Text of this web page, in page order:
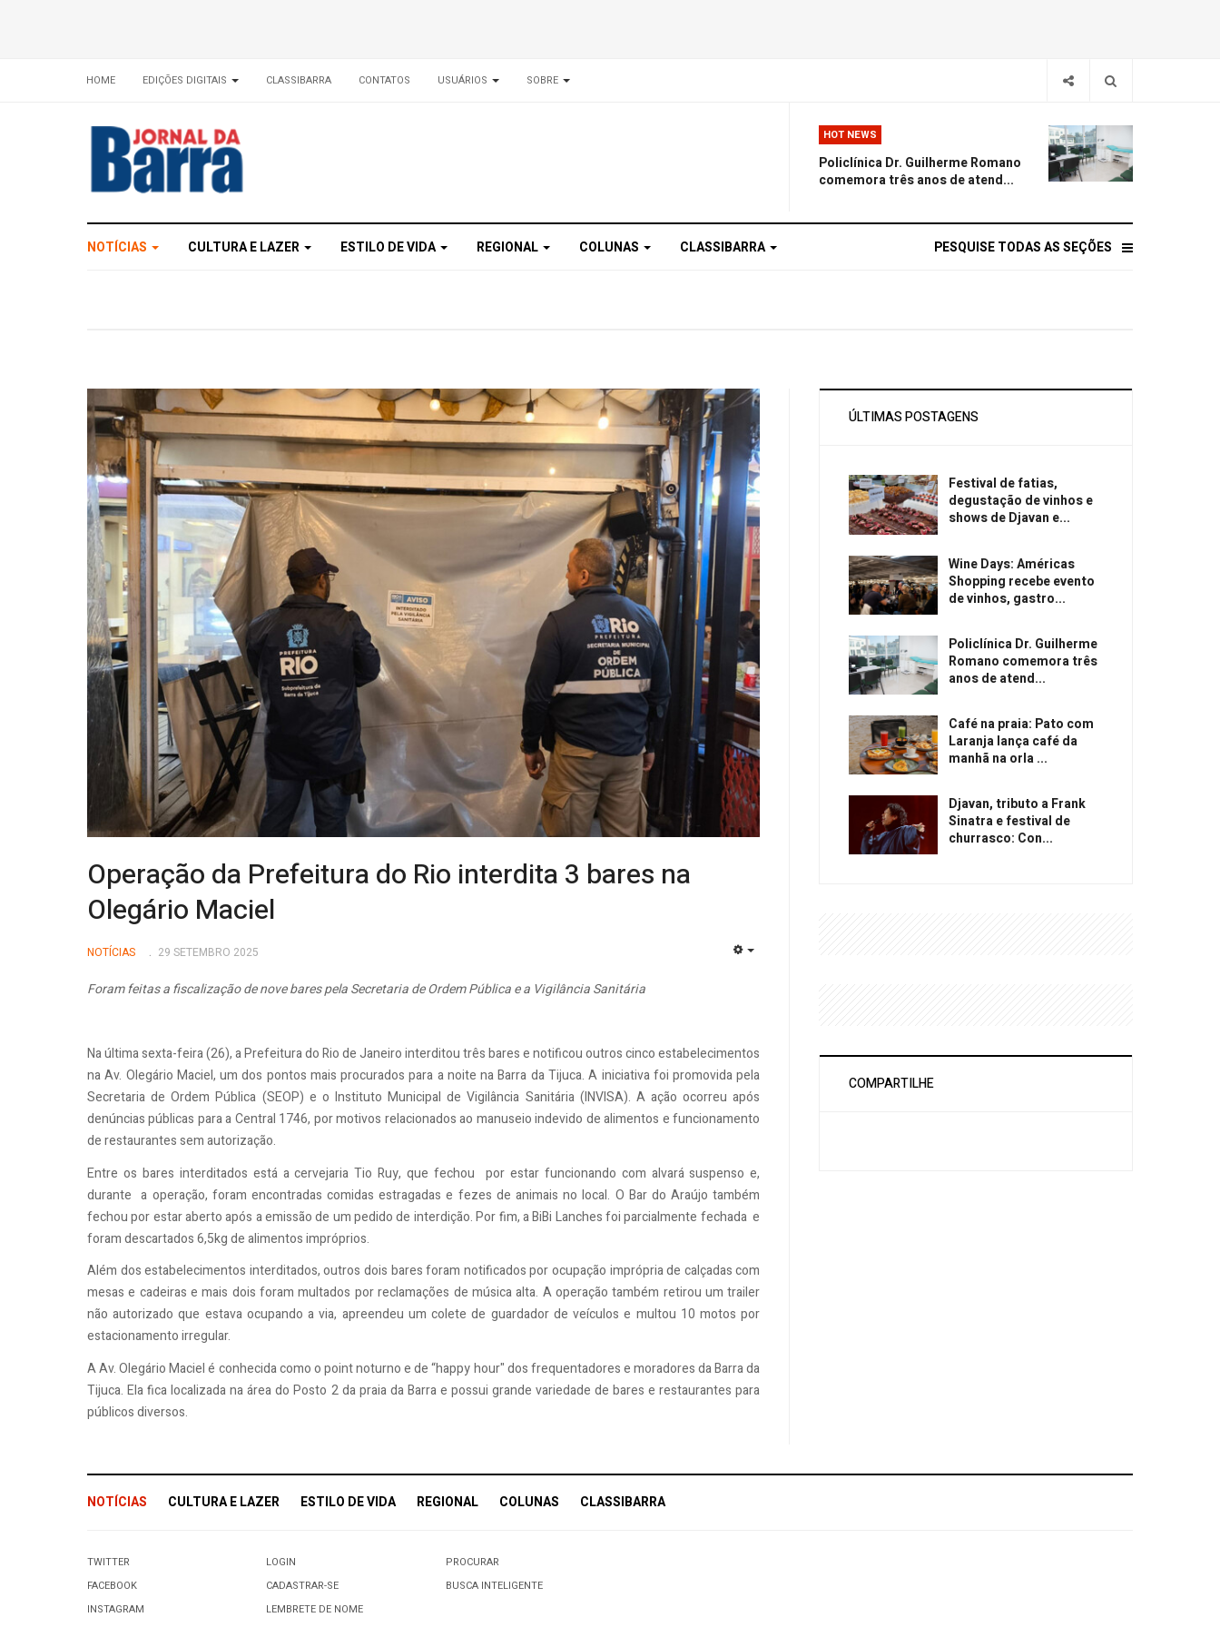
HOME EDIÇÕES DIGITAIS CLASSIBARRA CONTATOS USUÁRIOS SOBRE
HOT NEWS
Policlínica Dr. Guilherme Romano
comemora três anos de atend...
NOTÍCIAS CULTURA E LAZER ESTILO DE VIDA REGIONAL COLUNAS CLASSIBARRA PESQUISE TODAS AS SEÇÕES
Operação da Prefeitura do Rio interdita 3 bares na
Olegário Maciel
NOTÍCIAS 29 SETEMBRO 2025
Foram feitas a fiscalização de nove bares pela Secretaria de Ordem Pública e a Vigilância Sanitária
Na última sexta-feira (26), a Prefeitura do Rio de Janeiro interditou três bares e notificou outros cinco estabelecimentos
na Av. Olegário Maciel, um dos pontos mais procurados para a noite na Barra da Tijuca. A iniciativa foi promovida pela
Secretaria de Ordem Pública (SEOP) e o Instituto Municipal de Vigilância Sanitária (INVISA). A ação ocorreu após
denúncias públicas para a Central 1746, por motivos relacionados ao manuseio indevido de alimentos e funcionamento
de restaurantes sem autorização.
Entre os bares interditados está a cervejaria Tio Ruy, que fechou por estar funcionando com alvará suspenso e,
durante a operação, foram encontradas comidas estragadas e fezes de animais no local. O Bar do Araújo também
fechou por estar aberto após a emissão de um pedido de interdição. Por fim, a BiBi Lanches foi parcialmente fechada e
foram descartados 6,5kg de alimentos impróprios.
Além dos estabelecimentos interditados, outros dois bares foram notificados por ocupação imprópria de calçadas com
mesas e cadeiras e mais dois foram multados por reclamações de música alta. A operação também retirou um trailer
não autorizado que estava ocupando a via, apreendeu um colete de guardador de veículos e multou 10 motos por
estacionamento irregular.
A Av. Olegário Maciel é conhecida como o point noturno e de “happy hour" dos frequentadores e moradores da Barra da
Tijuca. Ela fica localizada na área do Posto 2 da praia da Barra e possui grande variedade de bares e restaurantes para
públicos diversos.
ÚLTIMAS POSTAGENS
Festival de fatias,
degustação de vinhos e
shows de Djavan e...
Wine Days: Américas
Shopping recebe evento
de vinhos, gastro...
Policlínica Dr. Guilherme
Romano comemora três
anos de atend...
Café na praia: Pato com
Laranja lança café da
manhã na orla ...
Djavan, tributo a Frank
Sinatra e festival de
churrasco: Con...
COMPARTILHE
NOTÍCIAS CULTURA E LAZER ESTILO DE VIDA REGIONAL COLUNAS CLASSIBARRA
TWITTER
FACEBOOK
INSTAGRAM
LOGIN
CADASTRAR-SE
LEMBRETE DE NOME
PROCURAR
BUSCA INTELIGENTE